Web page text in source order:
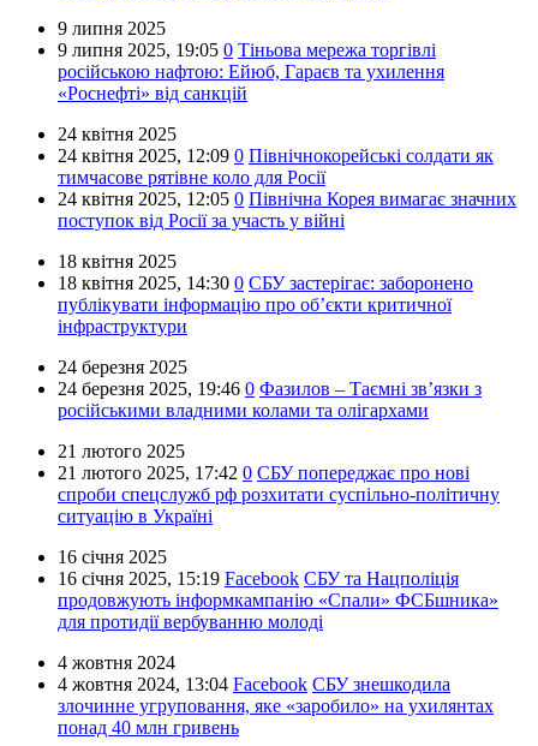
9 липня 2025
9 липня 2025, 19:05 0 Тіньова мережа торгівлі
російською нафтою: Ейюб, Гараєв та ухилення
«Роснефті» від санкцій
24 квітня 2025
24 квітня 2025, 12:09 0 Північнокорейські солдати як
тимчасове рятівне коло для Росії
24 квітня 2025, 12:05 0 Північна Корея вимагає значних
поступок від Росії за участь у війні
18 квітня 2025
18 квітня 2025, 14:30 0 СБУ застерігає: заборонено
публікувати інформацію про об’єкти критичної
інфраструктури
24 березня 2025
24 березня 2025, 19:46 0 Фазилов – Таємні зв’язки з
російськими владними колами та олігархами
21 лютого 2025
21 лютого 2025, 17:42 0 СБУ попереджає про нові
спроби спецслужб рф розхитати суспільно-політичну
ситуацію в Україні
16 січня 2025
16 січня 2025, 15:19 Facebook СБУ та Нацполіція
продовжують інформкампанію «Спали» ФСБшника»
для протидії вербуванню молоді
4 жовтня 2024
4 жовтня 2024, 13:04 Facebook СБУ знешкодила
злочинне угруповання, яке «заробило» на ухилянтах
понад 40 млн гривень